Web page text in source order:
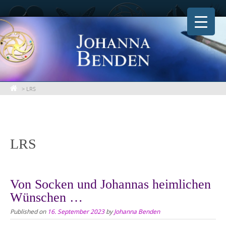
Skip
to
content
> LRS
LRS
Von Socken und Johannas heimlichen
Wünschen …
Published on 16. September 2023byJohanna Benden